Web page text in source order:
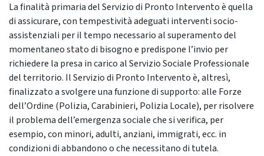
La finalità primaria del Servizio di Pronto Intervento è quella
di assicurare, con tempestività adeguati interventi socio-
assistenziali per il tempo necessario al superamento del
momentaneo stato di bisogno e predispone l’invio per
richiedere la presa in carico al Servizio Sociale Professionale
del territorio. Il Servizio di Pronto Intervento è, altresì,
finalizzato a svolgere una funzione di supporto: alle Forze
dell’Ordine (Polizia, Carabinieri, Polizia Locale), per risolvere
il problema dell’emergenza sociale che si verifica, per
esempio, con minori, adulti, anziani, immigrati, ecc. in
condizioni di abbandono o che necessitano di tutela.